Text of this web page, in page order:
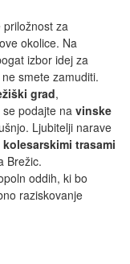
priložnost za
okolice. Na
izbor idej za
smete zamuditi.
grad,
se podajte navinske
Ljubitelji narave
kolesarskimi trasami
Brežic.
oddih, ki bo
raziskovanje